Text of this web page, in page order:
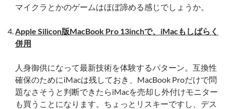
マイクラとかのゲームはほぼ諦める感じでしょうか。
Apple Silicon版MacBook Pro 13inchで、iMacもしばらく
併用
人身御供になって最新技術を体験するパターン。互換性
確保のためにiMacは残しておき、MacBook Proだけで問
題なさそうと判断できたらiMacを売却し外付けモニター
も買うことになります。ちょっとリスキーですし、デス